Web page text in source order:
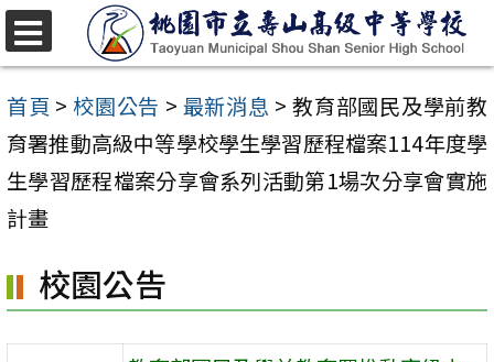
跳
至
主
要
內
容
首頁 > 校園公告 > 最新消息 > 教育部國民及學前教
育署推動高級中等學校學生學習歷程檔案114年度學
生學習歷程檔案分享會系列活動第1場次分享會實施
計畫
校園公告
選
單